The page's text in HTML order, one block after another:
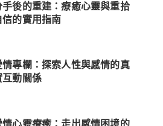
手後的重建：療癒心靈與重拾
信的實用指南
情專欄：探索人性與感情的真
互動關係